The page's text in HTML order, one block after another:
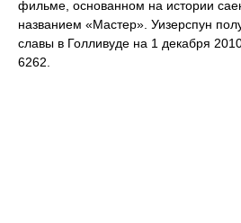
фильме, основанном на истории
названием «Мастер». Уизерспун
славы в Голливуде на 1 декабря
6262.